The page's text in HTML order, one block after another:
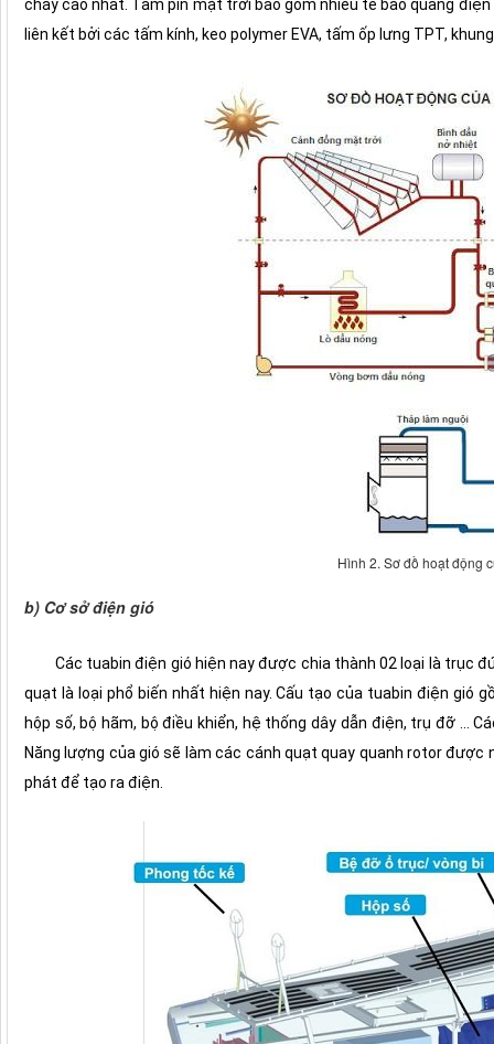
cháy cao nhất. Tấm pin mặt trời bao gồm nhiều tế bào quang
liên kết bởi các tấm kính, keo polymer EVA, tấm ốp lưng TPT,
Hình 2. Sơ đồ hoạt động
b) Cơ sở điện gió
Các tuabin điện gió hiện nay được chia thành 02 loại là trục
quạt là loại phổ biến nhất hiện nay. Cấu tạo của tuabin điện gió
hộp số, bộ hãm, bộ điều khiển, hệ thống dây dẫn điện, trụ đỡ ...
Năng lượng của gió sẽ làm các cánh quạt quay quanh rotor được
phát để tạo ra điện.